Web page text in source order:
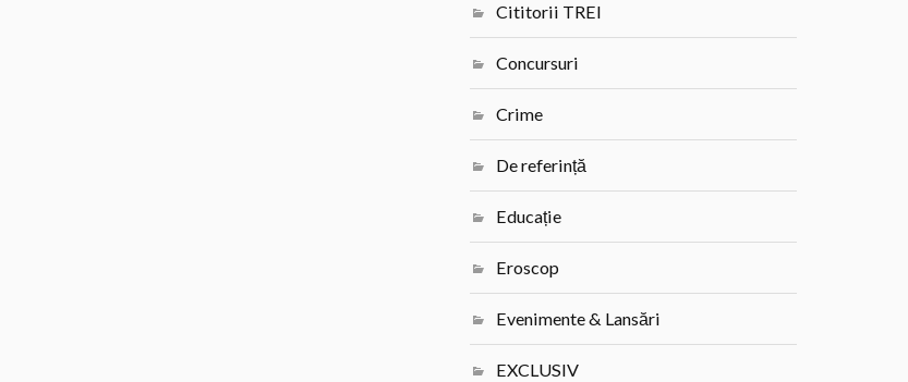
Cititorii TREI
Concursuri
Crime
De referință
Educație
Eroscop
Evenimente & Lansări
EXCLUSIV